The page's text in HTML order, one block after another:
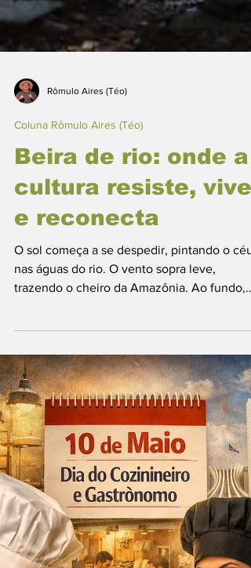
Rômulo Aires (Téo)
Coluna Rômulo Aires (Téo)
Beira de rio: onde a
cultura resiste, vive
O sol começa a se despedir, pintando o céu
nas águas do rio. O vento sopra leve,
trazendo o cheiro da Amazônia. Ao fundo,
risadas, vozes, música… gente vivendo. Não
só um fim de tarde é um sentimento que
começa. No Pará, a beira de rio não é
É raiz. É ali que a vida acontece de verdade.
Os rios não só cortam o território eles
o jeito de viver, de cozinhar, de celebrar.
caminhos, histórias e encontros. São
identidade. A cultura ribeirinha, hoje
reconhecid